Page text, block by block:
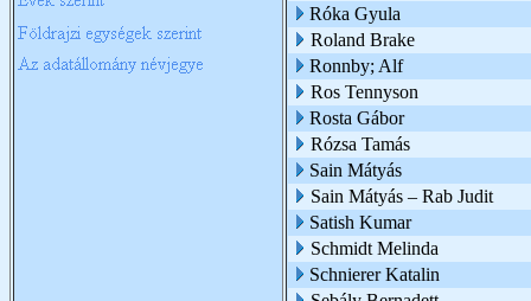
Róka Gyula
Roland Brake
Ronnby; Alf
Ros Tennyson
Rosta Gábor
Rózsa Tamás
Sain Mátyás
Sain Mátyás – Rab Judit
Satish Kumar
Schmidt Melinda
Schnierer Katalin